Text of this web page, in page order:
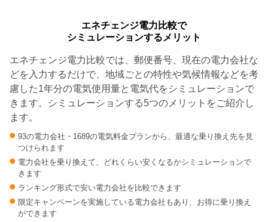
エネチェンジ電力比較で
シミュレーションするメリット
エネチェンジ電力比較では、郵便番号、現在の電力会社な
どを入力するだけで、地域ごとの特性や気候情報などを考
慮した1年分の電気使用量と電気代をシミュレーションで
きます。シミュレーションする5つのメリットをご紹介し
ます。
93の電力会社・1689の電気料金プランから、最適な乗り換え先を見
つけられます
電力会社を乗り換えて、どれくらい安くなるかシミュレーションで
きます
ランキング形式で安い電力会社を比較できます
限定キャンペーンを実施している電力会社もあり、お得に乗り換え
ができます